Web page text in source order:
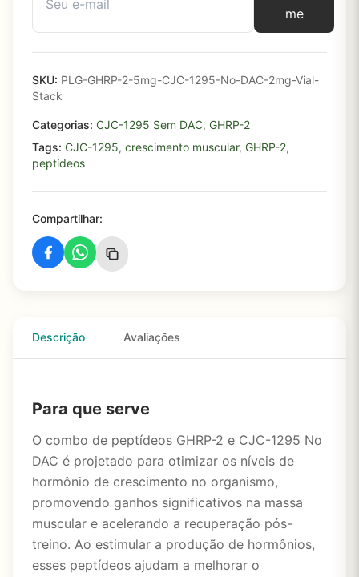
me
SKU: PLG-GHRP-2-5mg-CJC-1295-No-DAC-2mg-Vial-
Stack
Categorias: CJC-1295 Sem DAC, GHRP-2
Tags: CJC-1295, crescimento muscular, GHRP-2,
peptídeos
Compartilhar:
Descrição Avaliações
Para que serve
O combo de peptídeos GHRP-2 e CJC-1295 No
DAC é projetado para otimizar os níveis de
hormônio de crescimento no organismo,
promovendo ganhos significativos na massa
muscular e acelerando a recuperação pós-
treino. Ao estimular a produção de hormônios,
esses peptídeos ajudam a melhorar o